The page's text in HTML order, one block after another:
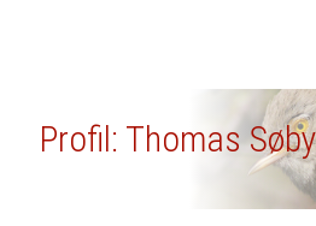
Profil: Thomas Søby